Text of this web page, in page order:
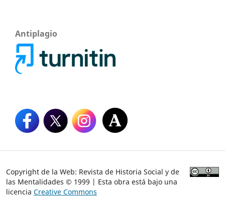
Antiplagio
Copyright de la Web: Revista de Historia Social y de
las Mentalidades © 1999 | Esta obra está bajo una
licencia Creative Commons